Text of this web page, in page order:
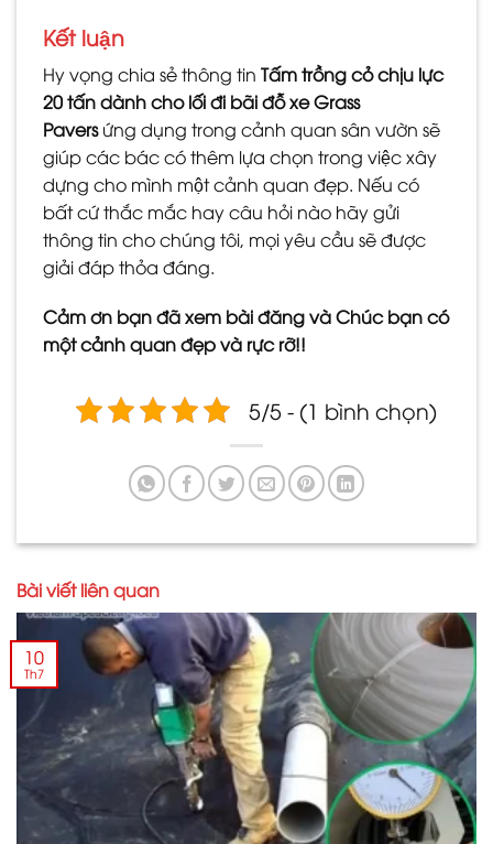
Kết luận
Hy vọng chia sẻ thông tin Tấm trồng cỏ chịu lực
20 tấn dành cho lối đi bãi đỗ xe Grass
Paversứng dụng trong cảnh quan sân vườn sẽ
giúp các bác có thêm lựa chọn trong việc xây
dựng cho mình một cảnh quan đẹp. Nếu có
bất cứ thắc mắc hay câu hỏi nào hãy gửi
thông tin cho chúng tôi, mọi yêu cầu sẽ được
giải đáp thỏa đáng.
Cảm ơn bạn đã xem bài đăng và Chúc bạn có
một cảnh quan đẹp và rực rỡ!!
5/5 - (1 bình chọn)
Bài viết liên quan
10
Th7